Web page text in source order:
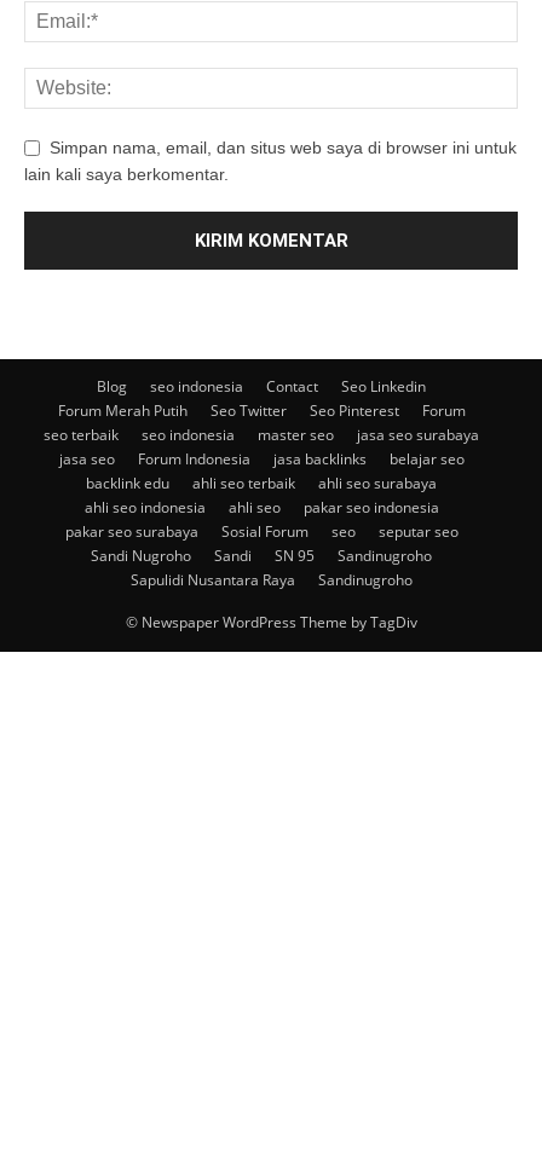
Simpan nama, email, dan situs web saya di browser ini untuk
lain kali saya berkomentar.
Blog seo indonesia Contact
Seo Linkedin
Forum Merah Putih
Seo Twitter Seo Pinterest
Forum
seo terbaik
seo indonesia master seo
jasa seo surabaya
jasa seo
Forum Indonesia jasa backlinks
belajar seo
backlink edu
ahli seo terbaik
ahli seo surabaya
ahli seo indonesia
ahli seo
pakar seo indonesia
pakar seo surabaya
Sosial Forum seo
seputar seo
Sandi Nugroho
Sandi SN 95
Sandinugroho
Sapulidi Nusantara Raya
Sandinugroho
© Newspaper WordPress Theme by TagDiv